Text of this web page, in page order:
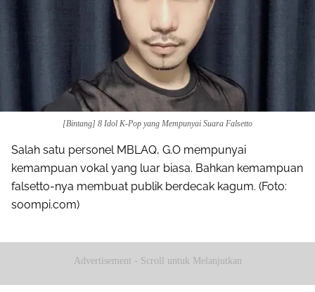
[Bintang] 8 Idol K-Pop yang Mempunyai Suara Falsetto
Salah satu personel MBLAQ, G.O mempunyai
kemampuan vokal yang luar biasa. Bahkan kemampuan
falsetto-nya membuat publik berdecak kagum. (Foto:
soompi.com)
Advertisement - Scroll untuk Melanjutkan